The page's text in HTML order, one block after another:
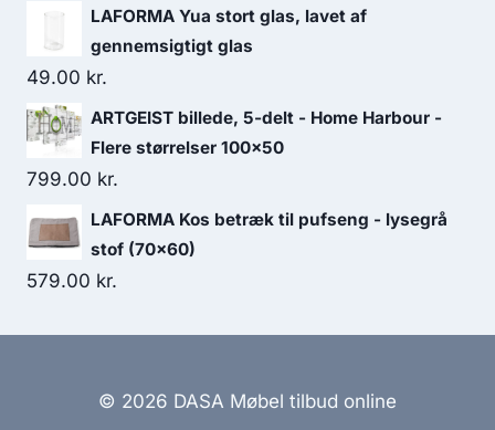
LAFORMA Yua stort glas, lavet af
gennemsigtigt glas
49.00 kr.
ARTGEIST billede, 5-delt - Home Harbour -
Flere størrelser 100x50
799.00 kr.
LAFORMA Kos betræk til pufseng - lysegrå
stof (70x60)
579.00 kr.
© 2026 DASA Møbel tilbud online